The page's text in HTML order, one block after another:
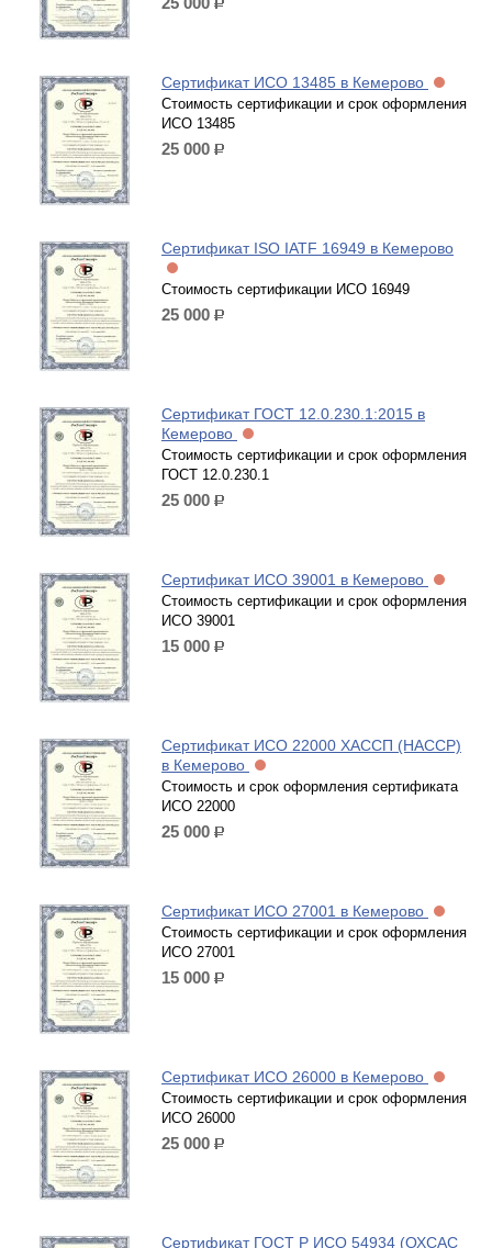
р.
Сертификат ИСО 13485 в Кемерово
Стоимость сертификации и срок оформления
ИСО 13485
25 000 р.
Сертификат ISO IATF 16949 в Кемерово
Стоимость сертификации ИСО 16949
25 000 р.
Сертификат ГОСТ 12.0.230.1:2015 в
Кемерово
Стоимость сертификации и срок оформления
ГОСТ 12.0.230.1
25 000 р.
Сертификат ИСО 39001 в Кемерово
Стоимость сертификации и срок оформления
ИСО 39001
15 000 р.
Сертификат ИСО 22000 ХАССП (HACCP)
в Кемерово
Стоимость и срок оформления сертификата
ИСО 22000
25 000 р.
Сертификат ИСО 27001 в Кемерово
Стоимость сертификации и срок оформления
ИСО 27001
15 000 р.
Сертификат ИСО 26000 в Кемерово
Стоимость сертификации и срок оформления
ИСО 26000
25 000 р.
Сертификат ГОСТ Р ИСО 54934 (ОХСАС